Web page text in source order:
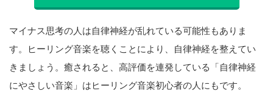
マイナス思考の人は自律神経が乱れている可能性もありま
す。ヒーリング音楽を聴くことにより、自律神経を整えてい
きましょう。癒されると、高評価を連発している「自律神経
にやさしい音楽」はヒーリング音楽初心者の人にもです。